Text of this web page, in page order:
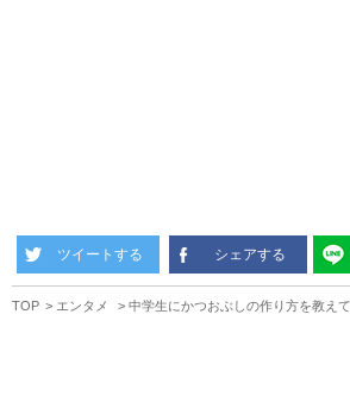
ツイートする シェアする
TOP エンタメ 中学生にかつおぶしの作り方を教え